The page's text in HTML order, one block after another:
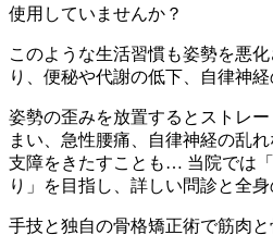
使用していませんか？
このような生活習慣も姿勢を悪
り、便秘や代謝の低下、自律神
姿勢の歪みを放置するとストレ
まい、急性腰痛、自律神経の乱
支障をきたすことも… 当院では
り」を目指し、詳しい問診と全
手技と独自の骨格矯正術で筋肉